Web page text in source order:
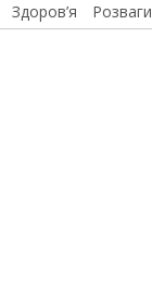
Здоров’я Розваги